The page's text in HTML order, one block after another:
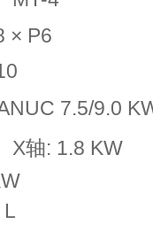
× P6
7.5/9.0
X轴: 1.8 KW
L